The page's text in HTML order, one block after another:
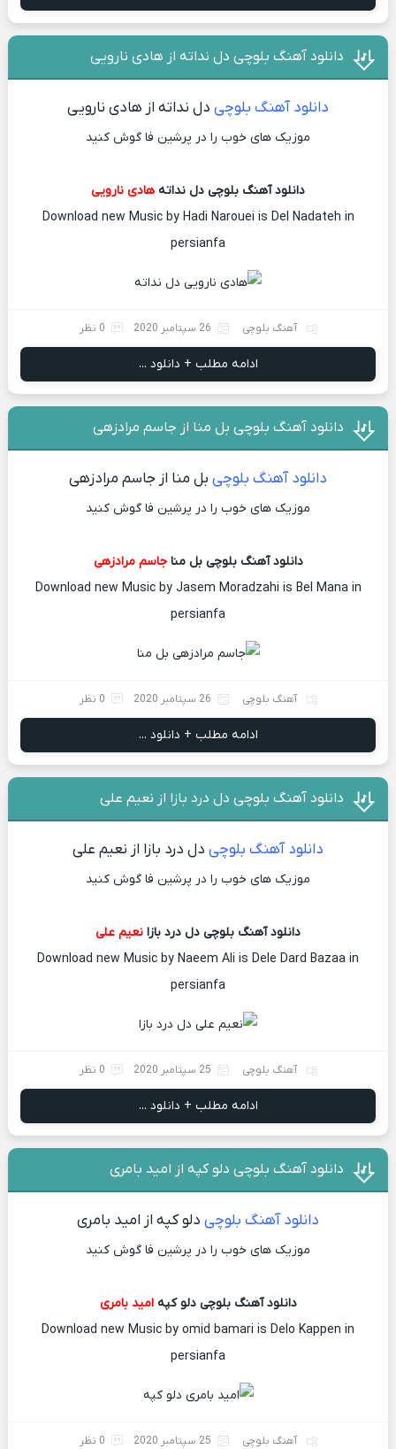
دانلود آهنگ بلوچی دل نداته از هادی نارویی
دانلود آهنگ بلوچی دل نداته از هادی نارویی
موزیک های خوب را در پرشین فا گوش کنید
دانلود آهنگ بلوچی دل نداته هادی نارویی
Download new Music by Hadi Narouei is Del Nadateh in
persianfa
آهنگ بلوچی 26 سپتامبر 2020 0 نظر
ادامه مطلب + دانلود ...
دانلود آهنگ بلوچی بل منا از جاسم مرادزهی
دانلود آهنگ بلوچی بل منا از جاسم مرادزهی
موزیک های خوب را در پرشین فا گوش کنید
دانلود آهنگ بلوچی بل مناجاسم مرادزهی
Download new Music by Jasem Moradzahi is Bel Mana in
persianfa
آهنگ بلوچی 26 سپتامبر 2020 0 نظر
ادامه مطلب + دانلود ...
دانلود آهنگ بلوچی دل درد بازا از نعیم علی
دانلود آهنگ بلوچی دل درد بازا از نعیم علی
موزیک های خوب را در پرشین فا گوش کنید
دانلود آهنگ بلوچی دل درد بازا نعیم علی
Download new Music by Naeem Ali is Dele Dard Bazaa in
persianfa
آهنگ بلوچی 25 سپتامبر 2020 0 نظر
ادامه مطلب + دانلود ...
دانلود آهنگ بلوچی دلو کپه از امید بامری
دانلود آهنگ بلوچی دلو کپه از امید بامری
موزیک های خوب را در پرشین فا گوش کنید
دانلود آهنگ بلوچی دلو کپهامید بامری
Download new Music by omid bamari is Delo Kappen in
persianfa
آهنگ بلوچی 25 سپتامبر 2020 0 نظر